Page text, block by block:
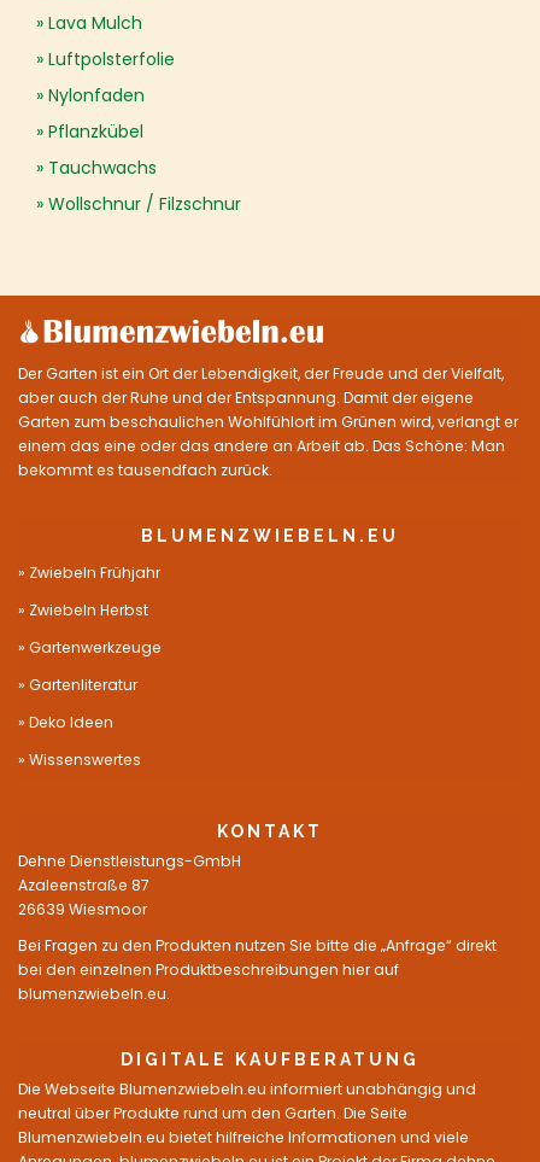
Lava Mulch
Luftpolsterfolie
Nylonfaden
Pflanzkübel
Tauchwachs
Wollschnur / Filzschnur
Der Garten ist ein Ort der Lebendigkeit, der Freude und der Vielfalt,
aber auch der Ruhe und der Entspannung. Damit der eigene
Garten zum beschaulichen Wohlfühlort im Grünen wird, verlangt er
einem das eine oder das andere an Arbeit ab. Das Schöne: Man
bekommt es tausendfach zurück.
BLUMENZWIEBELN.EU
Zwiebeln Frühjahr
Zwiebeln Herbst
Gartenwerkzeuge
Gartenliteratur
Deko Ideen
Wissenswertes
KONTAKT
Dehne Dienstleistungs-GmbH
Azaleenstraße 87
26639 Wiesmoor
Bei Fragen zu den Produkten nutzen Sie bitte die „Anfrage“ direkt
bei den einzelnen Produktbeschreibungen hier auf
blumenzwiebeln.eu.
DIGITALE KAUFBERATUNG
Die Webseite Blumenzwiebeln.eu informiert unabhängig und
neutral über Produkte rund um den Garten. Die Seite
Blumenzwiebeln.eu bietet hilfreiche Informationen und viele